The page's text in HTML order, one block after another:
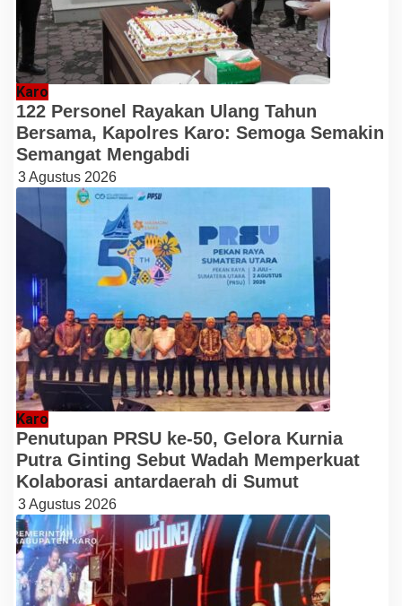
Karo
122 Personel Rayakan Ulang Tahun
Bersama, Kapolres Karo: Semoga Semakin
Semangat Mengabdi
3 Agustus 2026
Karo
Penutupan PRSU ke-50, Gelora Kurnia
Putra Ginting Sebut Wadah Memperkuat
Kolaborasi antardaerah di Sumut
3 Agustus 2026